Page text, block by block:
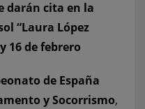
darán cita en la
“Laura López
16 de febrero
de España
y Socorrismo,